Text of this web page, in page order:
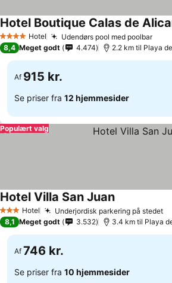
4 StjernerHotel Udendørs pool med poolbar
Hotel Boutique Calas de
8,4 Meget godt 4.474 2.2 km til Playa
Af 915 kr.
Se priser fra 12 hjemmesider
Populært valg
3 StjernerHotel Underjordisk parkering på stedet
Hotel Villa San Juan
8,1 Meget godt 3.532 3.4 km til Playa
Af 746 kr.
Se priser fra 10 hjemmesider